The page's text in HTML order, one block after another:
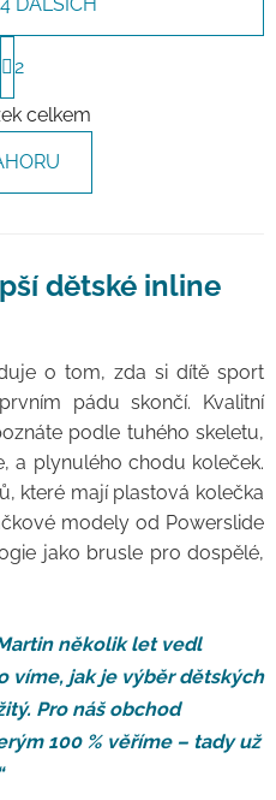
Ovládací prvky výpisu
2
celkem
dětské inline
o tom, zda si dítě sport
pádu skončí. Kvalitní
podle tuhého skeletu,
a plynulého chodu koleček.
které mají plastová kolečka
modely od Powerslide
jako brusle pro dospělé,
několik let vedl
víme, jak je výběr dětských
Pro náš obchod
100 % věříme – tady už